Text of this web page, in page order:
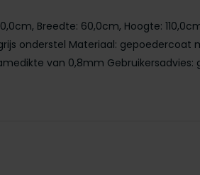
Breedte: 60,0cm, Hoogte:
onderstel Materiaal:
van 0,8mm Gebruikersadvies: